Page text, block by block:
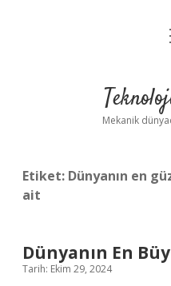
Mekanik
Etiket: Dünyanın en
ait
Dünyanın En
Tarih: Ekim 29, 2024